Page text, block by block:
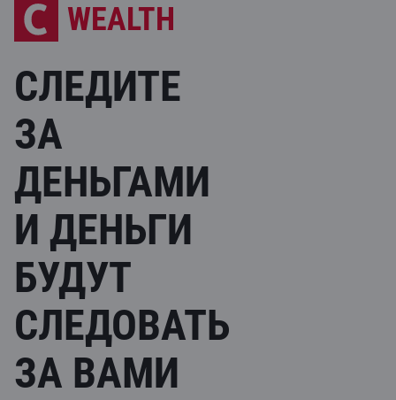
WEALTH
СЛЕДИТЕ
ЗА
ДЕНЬГАМИ
И ДЕНЬГИ
БУДУТ
СЛЕДОВАТЬ
ЗА ВАМИ